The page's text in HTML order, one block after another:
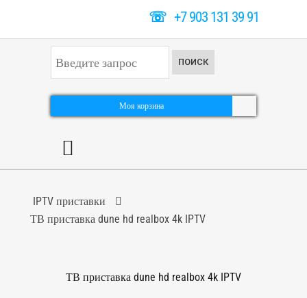
☏+7 903 131 39 91
к
а
ь
ПОИСК
Моя корзина
IPTV приставки
ТВ приставка dune hd realbox 4k IPTV
ТВ приставка dune hd realbox 4k IPTV